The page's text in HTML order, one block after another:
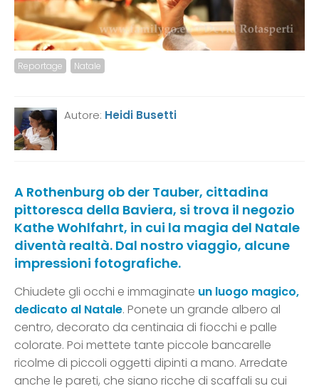
Reportage Natale
Autore: Heidi Busetti
A Rothenburg ob der Tauber, cittadina
pittoresca della Baviera, si trova il negozio
Kathe Wohlfahrt, in cui la magia del Natale
diventà realtà. Dal nostro viaggio, alcune
impressioni fotografiche.
Chiudete gli occhi e immaginate un luogo magico,
dedicato al Natale. Ponete un grande albero al
centro, decorato da centinaia di fiocchi e palle
colorate. Poi mettete tante piccole bancarelle
ricolme di piccoli oggetti dipinti a mano. Arredate
anche le pareti, che siano ricche di scaffali su cui